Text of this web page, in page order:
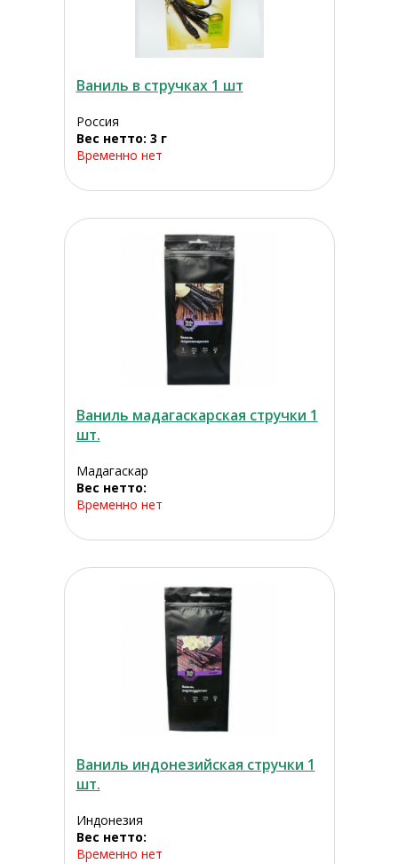
Ваниль в стручках 1 шт
Россия
Вес нетто: 3 г
Временно нет
Ваниль мадагаскарская стручки 1
шт.
Мадагаскар
Вес нетто:
Временно нет
Ваниль индонезийская стручки 1
шт.
Индонезия
Вес нетто:
Временно нет